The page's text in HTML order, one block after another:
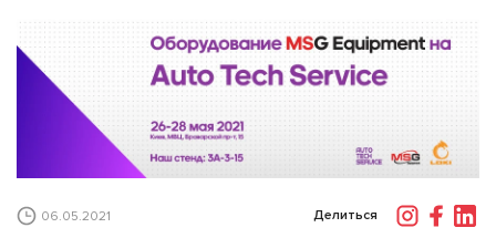
06.05.2021 Делиться